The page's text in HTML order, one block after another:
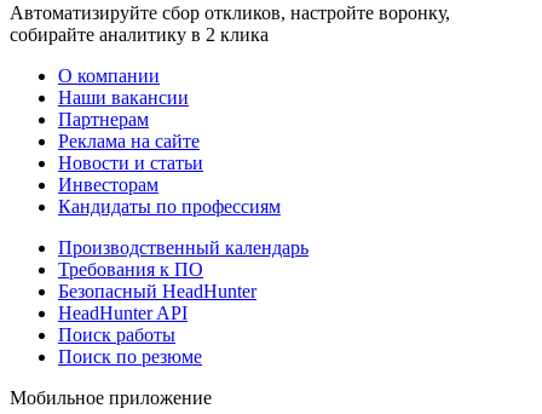
Автоматизируйте сбор откликов, настройте воронку,
собирайте аналитику в 2 клика
О компании
Наши вакансии
Партнерам
Реклама на сайте
Новости и статьи
Инвесторам
Кандидаты по профессиям
Производственный календарь
Требования к ПО
Безопасный HeadHunter
HeadHunter API
Поиск работы
Поиск по резюме
Мобильное приложение